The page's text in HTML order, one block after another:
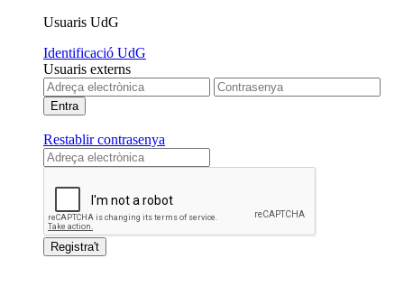
Usuaris UdG
Identificació UdG
Usuaris externs
Restablir contrasenya